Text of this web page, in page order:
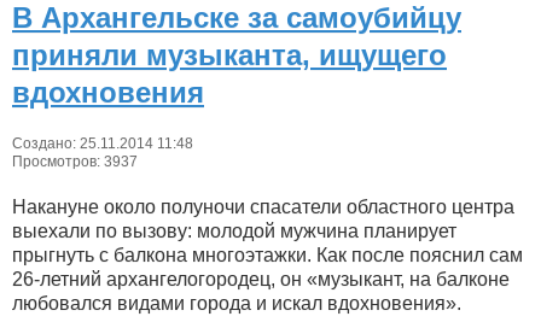
В Архангельске за самоубийцу
приняли музыканта, ищущего
вдохновения
Создано: 25.11.2014 11:48
Просмотров: 3937
Накануне около полуночи спасатели областного центра
выехали по вызову: молодой мужчина планирует
прыгнуть с балкона многоэтажки. Как после пояснил сам
26-летний архангелогородец, он «музыкант, на балконе
любовался видами города и искал вдохновения».